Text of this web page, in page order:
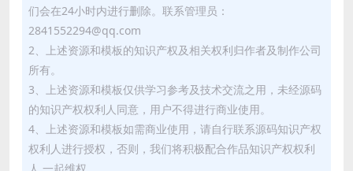
们会在24小时内进行删除。联系管理员：
2841552294@qq.com
2、上述资源和模板的知识产权及相关权利归作者及制作公司
所有。
3、上述资源和模板仅供学习参考及技术交流之用，未经源码
的知识产权权利人同意，用户不得进行商业使用。
4、上述资源和模板如需商业使用，请自行联系源码知识产权
权利人进行授权，否则，我们将积极配合作品知识产权权利